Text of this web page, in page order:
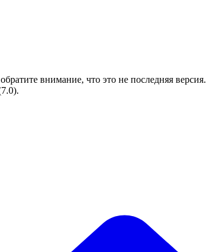
внимание, что это не последняя версия.
7.0).